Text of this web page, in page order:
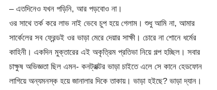
– এতদিনেও যখন পড়িনি, আর পড়বোও না।
ওর সাথে তর্ক করে লাভ নাই ভেবে চুপ হয়ে গেলাম। শুধু আমি না, আমার
সার্কেলের সব ফ্রেন্ডই ওর ভাড়া মেরে দেয়ার সাক্ষী। চোরে না শোনে ধর্মের
কাহিনী। একদিন মুক্তারের এই অকৃত্রিম প্রতিভা নিয়ে গল্প হচ্ছিল। সবার
চাক্ষুষ অভিজ্ঞতা ছিল এমন- কনট্রাক্টর ভাড়া চাইতে এলে সে কানে হেডফোন
লাগিয়ে অন্যমনস্ক হয়ে জানালার দিকে তাকায়। ভাড়া হইছে? ভাড়া দ্যান।